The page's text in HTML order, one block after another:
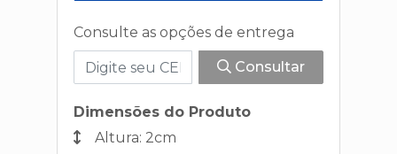
Consulte as opções de entrega
Consultar
Dimensões do Produto
Altura: 2cm